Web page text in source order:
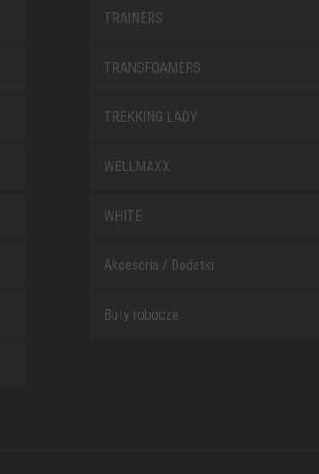
TRAINERS
TRANSFOAMERS
TREKKING LADY
WELLMAXX
WHITE
Akcesoria / Dodatki
Buty robocze